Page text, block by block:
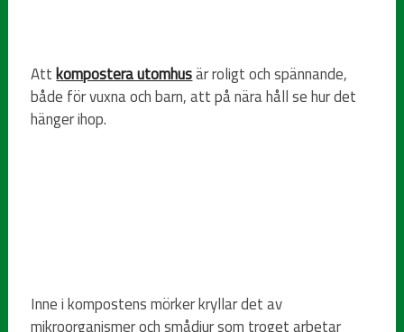
Attkompostera utomhusär roligt och spännande,
både för vuxna och barn, att på nära håll se hur det
hänger ihop.
Inne i kompostens mörker kryllar det av
mikroorganismer och smådjur som troget arbetar